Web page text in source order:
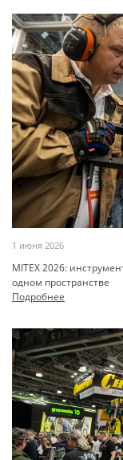
1 июня 2026
MITEX 2026:
одном пространстве
Подробнее